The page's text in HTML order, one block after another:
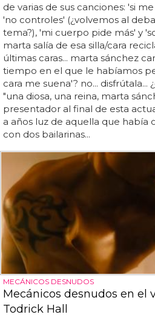
de varias de sus canciones: 'si
'no controles' (¿volvemos al
tema?), 'mi cuerpo pide más' y
marta salía de esa silla/cara
últimas caras... marta sánchez
tiempo en el que le habíamos
cara me suena'? no... disfrútala...
"una diosa, una reina, marta
presentador al final de esta
a años luz de aquella que había
con dos bailarinas...
MECÁNICOS DESNUDOS
Mecánicos desnudos en el
Todrick Hall